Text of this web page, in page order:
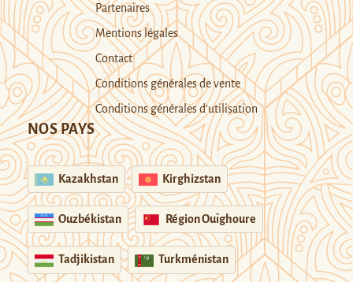
Partenaires
Mentions légales
Contact
Conditions générales de vente
Conditions générales d’utilisation
NOS PAYS
Kazakhstan Kirghizstan
Ouzbékistan Région Ouïghoure
Tadjikistan Turkménistan